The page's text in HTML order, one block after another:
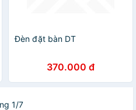
Đèn đặt bàn DT
370.000 đ
1/7